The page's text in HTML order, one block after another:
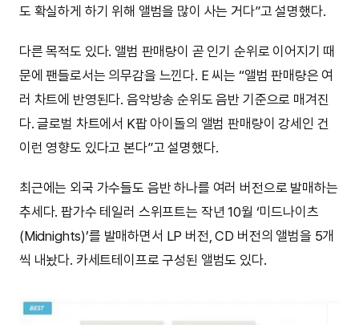
도 확실하게 하기 위해 앨범을 많이 사는 거다”고 설명했다.
다른 목적도 있다. 앨범 판매량이 곧 인기 순위로 이어지기 때
문에 팬들로서는 의무감을 느낀다. E 씨는 “앨범 판매량은 여
러 차트에 반영된다. 음악방송 순위도 음반 기준으로 매겨진
다. 글로벌 차트에서 K팝 아이돌의 앨범 판매량이 강세인 건
이런 영향도 있다고 본다”고 설명했다.
최근에는 외국 가수들도 음반 하나를 여러 버전으로 발매하는
추세다. 팝가수 테일러 스위프트는 작년 10월 ‘미드나이츠
(Midnights)’를 발매하면서 LP 버전, CD 버전의 앨범을 5개
씩 내놨다. 카세트테이프로 구성된 앨범도 있다.